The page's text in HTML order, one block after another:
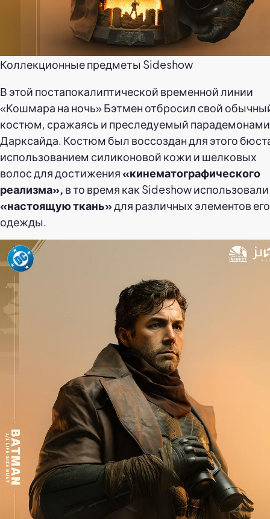
Коллекционные предметы Sideshow
В этой постапокалиптической временной линии
«Кошмара на ночь» Бэтмен отбросил свой
костюм, сражаясь и преследуемый парадемонами
Дарксайда. Костюм был воссоздан для этого
использованием силиконовой кожи и шелковых
волос для достижения «кинематографического
реализма», в то время как Sideshow использовали
«настоящую ткань»для различных элементов его
одежды.